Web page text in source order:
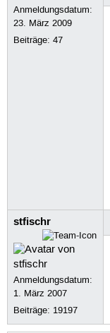
Anmeldungsdatum:
23. März 2009
Beiträge:47
stfischr
Anmeldungsdatum:
1. März 2007
Beiträge: 19197